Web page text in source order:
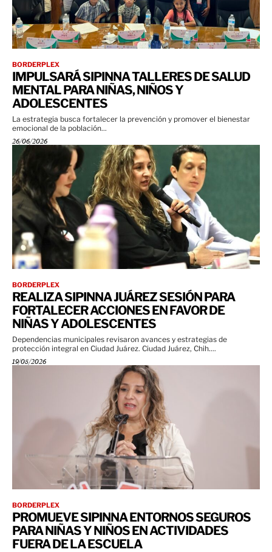
BORDERPLEX
IMPULSARÁ SIPINNA TALLERES DE SALUD
MENTAL PARA NIÑAS, NIÑOS Y
ADOLESCENTES
La estrategia busca fortalecer la prevención y promover el bienestar
emocional de la población...
26/06/2026
BORDERPLEX
REALIZA SIPINNA JUÁREZ SESIÓN PARA
FORTALECER ACCIONES EN FAVOR DE
NIÑAS Y ADOLESCENTES
Dependencias municipales revisaron avances y estrategias de
protección integral en Ciudad Juárez. Ciudad Juárez, Chih....
19/05/2026
BORDERPLEX
PROMUEVE SIPINNA ENTORNOS SEGUROS
PARA NIÑAS Y NIÑOS EN ACTIVIDADES
FUERA DE LA ESCUELA